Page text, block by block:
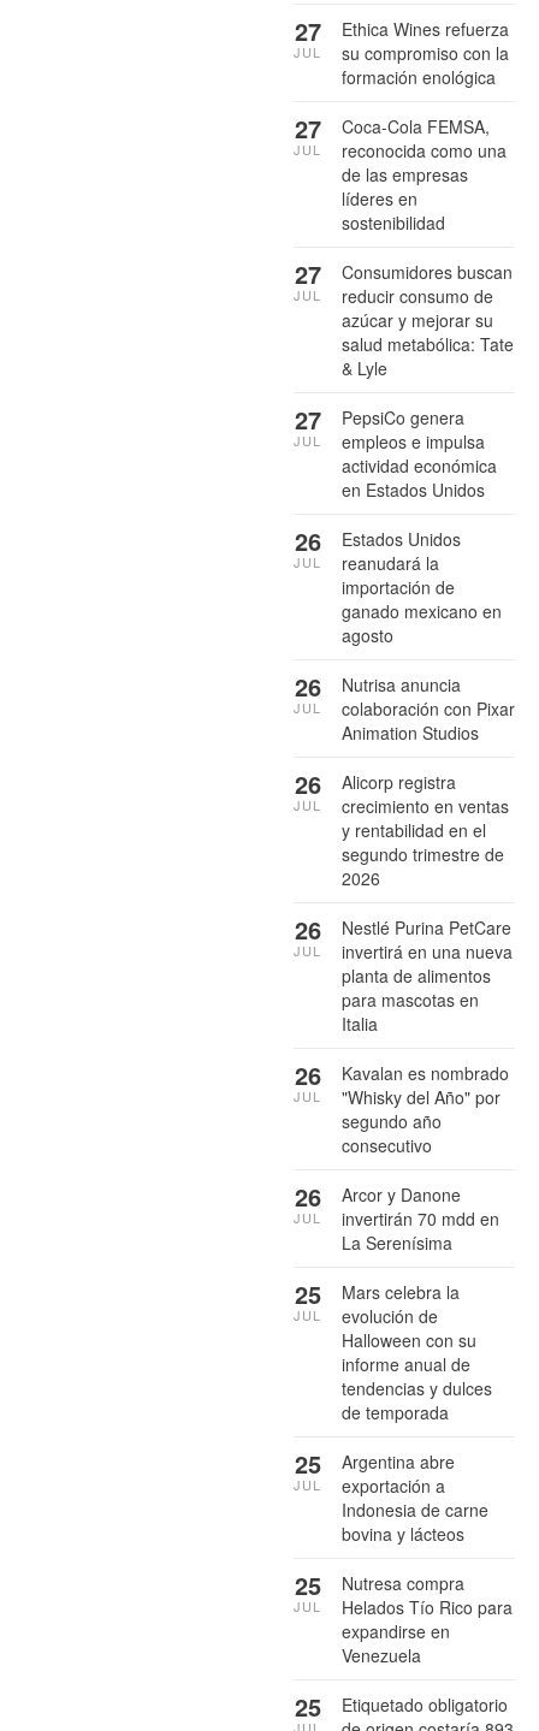
Ethica Wines refuerza
su compromiso con la
formación enológica
27
JUL
Coca-Cola FEMSA,
reconocida como una
de las empresas
líderes en
sostenibilidad
27
JUL
Consumidores buscan
reducir consumo de
azúcar y mejorar su
salud metabólica: Tate
& Lyle
27
JUL
PepsiCo genera
empleos e impulsa
actividad económica
en Estados Unidos
27
JUL
Estados Unidos
reanudará la
importación de
ganado mexicano en
agosto
26
JUL
Nutrisa anuncia
colaboración con Pixar
Animation Studios
26
JUL
Alicorp registra
crecimiento en ventas
y rentabilidad en el
segundo trimestre de
2026
26
JUL
Nestlé Purina PetCare
invertirá en una nueva
planta de alimentos
para mascotas en
Italia
26
JUL
Kavalan es nombrado
"Whisky del Año" por
segundo año
consecutivo
26
JUL
Arcor y Danone
invertirán 70 mdd en
La Serenísima
26
JUL
Mars celebra la
evolución de
Halloween con su
informe anual de
tendencias y dulces
de temporada
25
JUL
Argentina abre
exportación a
Indonesia de carne
bovina y lácteos
25
JUL
Nutresa compra
Helados Tío Rico para
expandirse en
Venezuela
25
JUL
Etiquetado obligatorio
25